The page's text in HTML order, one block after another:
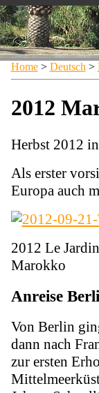
Home > Deutsch >
2012
Herbst 2012
Als erster
Europa auch
2012 Le
Marokko
Anreise
Von Berlin
dann nach
zur ersten